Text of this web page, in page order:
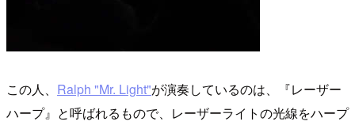
この人、 Ralph "Mr. Light"が演奏しているのは、『レーザー
ハープ』と呼ばれるもので、レーザーライトの光線をハープ